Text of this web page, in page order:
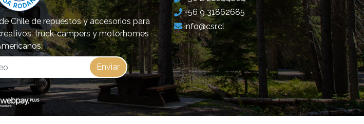
Chile de repuestos y accesorios para
truck-campers y motorhomes
+56 9 31862685
info@csr.cl
Enviar